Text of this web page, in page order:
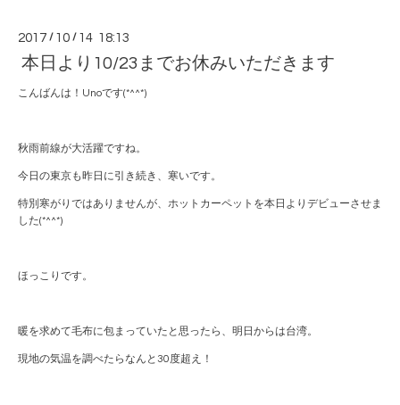
2017 / 10 / 14 18:13
本日より10/23までお休みいただきます
こんばんは！Unoです(*^^*)
秋雨前線が大活躍ですね。
今日の東京も昨日に引き続き、寒いです。
特別寒がりではありませんが、ホットカーペットを本日よりデビューさせま
した(*^^*)
ほっこりです。
暖を求めて毛布に包まっていたと思ったら、明日からは台湾。
現地の気温を調べたらなんと30度超え！